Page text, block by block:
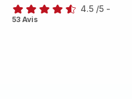
ratings.4.5
4.5 /5 -
53 Avis